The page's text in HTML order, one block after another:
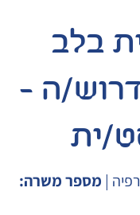
בלב
ה –
ית
| מספר משרה: